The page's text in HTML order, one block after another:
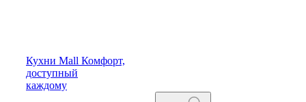
Кухни Mall Комфорт,
доступный
каждому